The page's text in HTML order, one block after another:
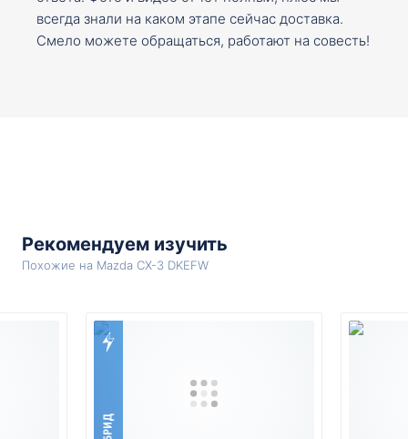
всегда знали на каком этапе сейчас доставка.
Смело можете обращаться, работают на совесть!
Рекомендуем изучить
Похожие на Mazda CX-3 DKEFW